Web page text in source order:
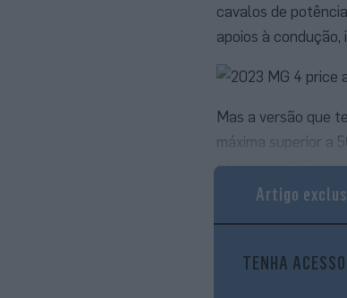
cavalos de
apoios à
Mas a versão que
máxima superior a
câmara de 360
bicolor e o duplo
Divertido
Artigo
TENHA